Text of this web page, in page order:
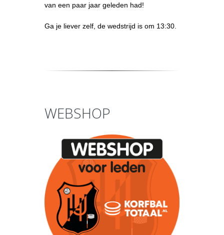
van een paar jaar geleden had!
Ga je liever zelf, de wedstrijd is om 13:30.
WEBSHOP